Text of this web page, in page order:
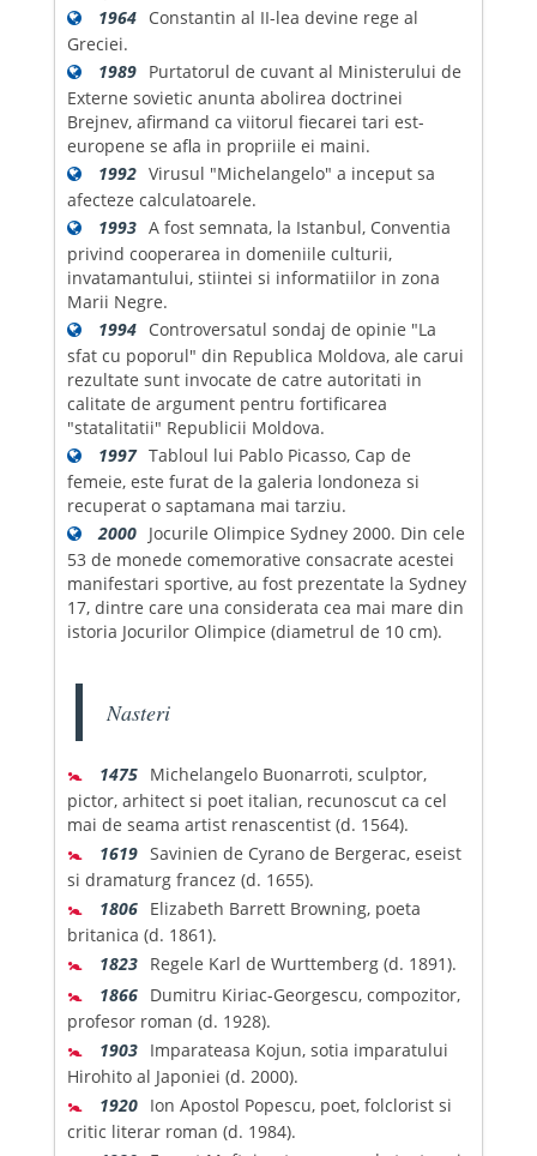
1964 Constantin al II-lea devine rege al
Greciei.
1989 Purtatorul de cuvant al Ministerului de
Externe sovietic anunta abolirea doctrinei
Brejnev, afirmand ca viitorul fiecarei tari est-
europene se afla in propriile ei maini.
1992 Virusul "Michelangelo" a inceput sa
afecteze calculatoarele.
1993 A fost semnata, la Istanbul, Conventia
privind cooperarea in domeniile culturii,
invatamantului, stiintei si informatiilor in zona
Marii Negre.
1994 Controversatul sondaj de opinie "La
sfat cu poporul" din Republica Moldova, ale carui
rezultate sunt invocate de catre autoritati in
calitate de argument pentru fortificarea
"statalitatii" Republicii Moldova.
1997 Tabloul lui Pablo Picasso, Cap de
femeie, este furat de la galeria londoneza si
recuperat o saptamana mai tarziu.
2000 Jocurile Olimpice Sydney 2000. Din cele
53 de monede comemorative consacrate acestei
manifestari sportive, au fost prezentate la Sydney
17, dintre care una considerata cea mai mare din
istoria Jocurilor Olimpice (diametrul de 10 cm).
Nasteri
🚼 1475 Michelangelo Buonarroti, sculptor,
pictor, arhitect si poet italian, recunoscut ca cel
mai de seama artist renascentist (d. 1564).
🚼 1619 Savinien de Cyrano de Bergerac, eseist
si dramaturg francez (d. 1655).
🚼 1806 Elizabeth Barrett Browning, poeta
britanica (d. 1861).
🚼 1823 Regele Karl de Wurttemberg (d. 1891).
🚼 1866 Dumitru Kiriac-Georgescu, compozitor,
profesor roman (d. 1928).
🚼 1903 Imparateasa Kojun, sotia imparatului
Hirohito al Japoniei (d. 2000).
🚼 1920 Ion Apostol Popescu, poet, folclorist si
critic literar roman (d. 1984).